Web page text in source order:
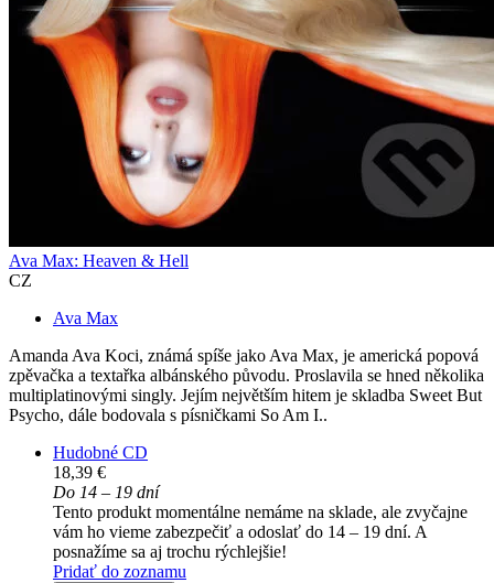
Ava Max: Heaven & Hell
CZ
Ava Max
Amanda Ava Koci, známá spíše jako Ava Max, je americká popová
zpěvačka a textařka albánského původu. Proslavila se hned několika
multiplatinovými singly. Jejím největším hitem je skladba Sweet But
Psycho, dále bodovala s písničkami So Am I..
Hudobné CD
18,39 €
Do 14 – 19 dní
Tento produkt momentálne nemáme na sklade, ale zvyčajne
vám ho vieme zabezpečiť a odoslať do 14 – 19 dní. A
posnažíme sa aj trochu rýchlejšie!
Pridať do zoznamu